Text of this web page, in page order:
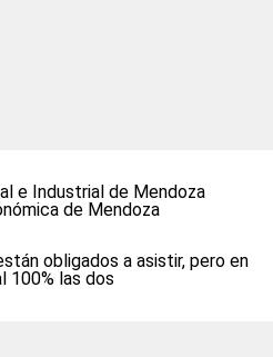
e Industrial de Mendoza
de Mendoza
obligados a asistir, pero en
100% las dos